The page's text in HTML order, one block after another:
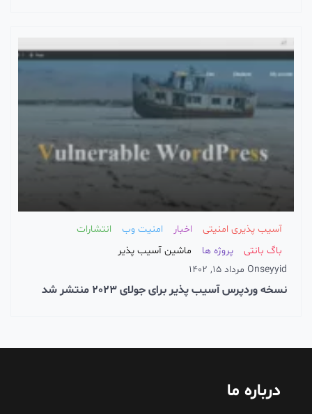
آسیب پذیری امنیتی اخبار امنیت وب
انتشارات
باگ بانتی
پروژه ها
ماشین آسیب پذیر
seyyid
On مرداد 15, 1402
نسخه وردپرس آسیب پذیر برای جولای 2023 منتشر شد
درباره ما